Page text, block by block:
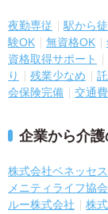
夜勤専従 駅から
験OK
無資格OK
資格取得サポート
り
残業少なめ
会保険完備
交通
企業から介
株式会社ベネッセ
メニティライフ協会
ルー株式会社
株